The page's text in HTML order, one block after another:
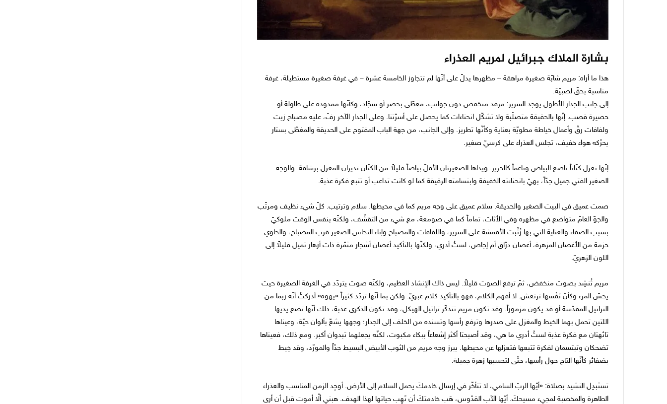
بشارة الملاك جبرائيل لمريم العذراء
هذا ما أراه: مريم شابّة صغيرة مراهقة – مظهرها يدلّ على أنّها لم تتجاوز الخامسة عشرة – في غرفة صغيرة مستطيلة، غرفة
مناسبة بحقّ لصبيّة.
إلى جانب الجدار الأطول يوجد السرير: مرقد منخفض دون جوانب، مغطّى بحصر أو سجّاد، وكأنّها ممدودة على طاولة أو
حصيرة قصب. إنّها بالحقيقة متصلّبة ولا تشكّل انحناءات كما يحصل على أسرّتنا. وعلى الجدار الآخر رفّ، عليه مصباح زيت
ولفافات رقّ وأعمال خياطة مطويّة بعناية وكأنّها تطريز. وإلى الجانب، من جهة الباب المفتوح على الحديقة والمغطّى بستار
يحرّكه هواء خفيف، تجلس العذراء على كرسيّ صغير.
إنّها تغزل كتّاناً ناصع البياض وناعماً كالحرير. ويداها الصغيرتان الأقلّ بياضاً قليلاً من الكتّان تديران المغزل برشاقة. والوجه
الصغير الفتي جميل جدّاً، بهيّ بانحناءته الخفيفة وابتسامته الرقيقة كما لو كانت تداعب أو تتبع فكرة عذبة.
صمت عميق في البيت الصغير والحديقة. سلام عميق على وجه مريم كما في محيطها. سلام وترتيب. كلّ شيء نظيف ومرتّب
والجوّ العامّ متواضع في مظهره وفي الأثاث، تماماً كما في صومعة، مع شيء من التقشّف، ولكنّه بنفس الوقت ملوكيّ
بسبب الصفاء والعناية التي بها رُتِّبت الأقمشة على السرير، واللفافات والمصباح وإناء النحاس الصغير قرب المصباح، والحاوي
حزمة من الأغصان المزهرة، أغصان درّاق أم إجاص، لستُ أدري، ولكنّها بالتأكيد أغصان أشجار مثمّرة ذات أزهار تميل قليلاً إلى
اللون الزهريّ.
مريم تُنشِد بصوت منخفض، ثمّ ترفع الصوت قليلاً. ليس ذاك الإنشاد العظيم، ولكنّه صوت يتردّد في الغرفة الصغيرة حيث
يحسّ المرء وكأنّ نَفْسها ترتعش. لا أفهم الكلام، فهو بالتأكيد كلام عبريّ. ولكن بما أنّها تردّد كثيراً «يهوه» أدركتُ أنّه ربما من
التراتيل المقدّسة أو قد يكون مزموراً. وقد تكون مريم تتذكّر تراتيل الهيكل، وقد تكون الذكرى عذبة، ذلك أنّها تضع يديها
اللتين تحمل بهما الخيط والمغزل على صدرها وترفع رأسها وتسنده من الخلف إلى الجدار؛ وجهها يشعّ بألوان حيّة، وعيناها
تائهتان مع فكرة عذبة لستُ أدري ما هي، وقد أصبحتا أكثر إشعاعاً ببكاء مكبوت، لكنّه يجعلهما تبدوان أكبر. ومع ذلك، فعيناها
تضحكان وتبتسمان لفكرة تتبعها فتعزلها عن محيطها. يبرز وجه مريم من الثوب الأبيض البسيط جدّاً والمورّد، وقد خِيط
بضفائر كأنّها التاج حول رأسها، حتّى لتحسبها زهرة جميلة.
تستَبدِل النشيد بصلاة: «أيّها الربّ السامي، لا تتأخّر في إرسال خادمكَ يحمل السلام إلى الأرض. أوجِد الزمن المناسب والعذراء
الطاهرة والمخصبة لمجيء مسيحكَ. أيّها الآب القدّوس، هَب خادمتكَ أن تَهِب حياتها لهذا الهدف. هبني ألّا أموت قبل أن أرى